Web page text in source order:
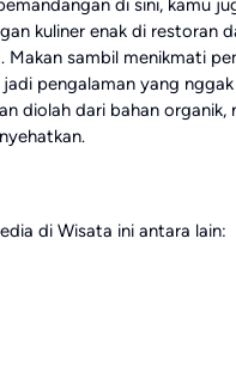
di sini, kamu
kuliner enak di restoran
Makan sambil menikmati
jadi pengalaman yang
diolah dari bahan organik,
di Wisata ini antara lain: